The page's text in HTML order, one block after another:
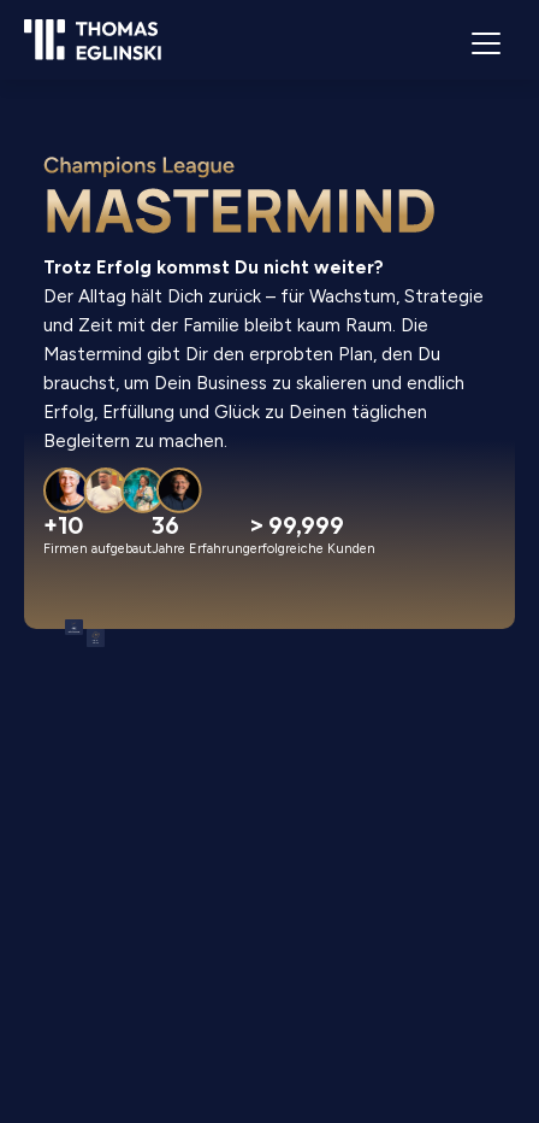
Trotz Erfolg kommst Du nicht weiter?
Der Alltag hält Dich zurück – für Wachstum, Strategie
und Zeit mit der Familie bleibt kaum Raum. Die
Mastermind gibt Dir den erprobten Plan, den Du
brauchst, um Dein Business zu skalieren und endlich
Erfolg, Erfüllung und Glück zu Deinen täglichen
Begleitern zu machen.
+10
Firmen aufgebaut
36
Jahre Erfahrung
> 99,999
erfolgreiche Kunden